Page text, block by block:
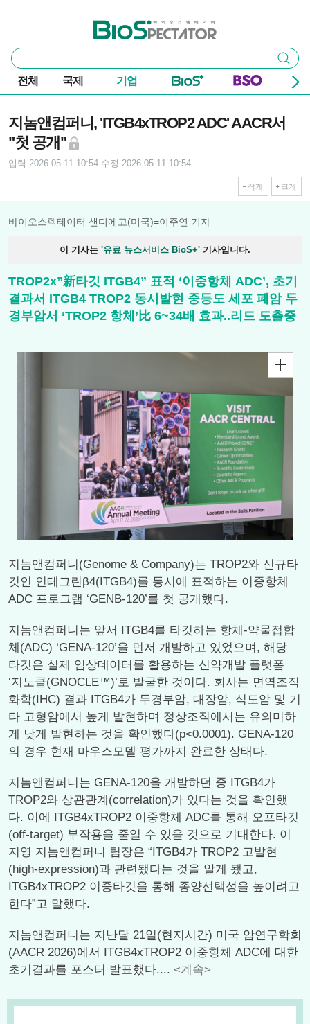
바이오스펙테이터
통
합
검
색
검색
전체 국제 기업
지놈앤컴퍼니, 'ITGB4xTROP2 ADC' AACR서
"첫 공개"
입력 2026-05-11 10:54 수정 2026-05-11 10:54
작게 크게
바이오스펙테이터 샌디에고(미국)=이주연 기자
이 기사는 '유료 뉴스서비스 BioS+' 기사입니다.
TROP2x”新타깃 ITGB4” 표적 ‘이중항체 ADC’, 초기
결과서 ITGB4 TROP2 동시발현 중등도 세포 폐암 두
경부암서 ‘TROP2 항체’比 6~34배 효과..리드 도출중
지놈앤컴퍼니(Genome & Company)는 TROP2와 신규타
깃인 인테그린β4(ITGB4)를 동시에 표적하는 이중항체
ADC 프로그램 ‘GENB-120’를 첫 공개했다.
지놈앤컴퍼니는 앞서 ITGB4를 타깃하는 항체-약물접합
체(ADC) ‘GENA-120’을 먼저 개발하고 있었으며, 해당
타깃은 실제 임상데이터를 활용하는 신약개발 플랫폼
‘지노클(GNOCLE™)’로 발굴한 것이다. 회사는 면역조직
화학(IHC) 결과 ITGB4가 두경부암, 대장암, 식도암 및 기
타 고형암에서 높게 발현하며 정상조직에서는 유의미하
게 낮게 발현하는 것을 확인했다(p<0.0001). GENA-120
의 경우 현재 마우스모델 평가까지 완료한 상태다.
지놈앤컴퍼니는 GENA-120을 개발하던 중 ITGB4가
TROP2와 상관관계(correlation)가 있다는 것을 확인했
다. 이에 ITGB4xTROP2 이중항체 ADC를 통해 오프타깃
(off-target) 부작용을 줄일 수 있을 것으로 기대한다. 이
지영 지놈앤컴퍼니 팀장은 “ITGB4가 TROP2 고발현
(high-expression)과 관련됐다는 것을 알게 됐고,
ITGB4xTROP2 이중타깃을 통해 종양선택성을 높이려고
한다”고 말했다.
지놈앤컴퍼니는 지난달 21일(현지시간) 미국 암연구학회
(AACR 2026)에서 ITGB4xTROP2 이중항체 ADC에 대한
초기결과를 포스터 발표했다.... <계속>